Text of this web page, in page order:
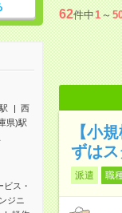
西
県)駅
ビス・
ジニ
62件中1～
【小
ずはス
派遣 職